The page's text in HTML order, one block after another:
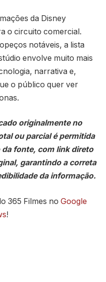
da Disney
o circuito comercial.
notáveis, a lista
envolve muito mais
narrativa e,
o público quer ver
originalmente no
ou parcial é permitida
da fonte, com link direto
garantindo a correta
da informação.
365 Filmes no Google
!